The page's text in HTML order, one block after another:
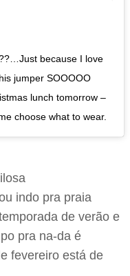
because I love
jumper SOOOOO
lunch tomorrow –
choose what to wear.
indo pra praia
de verão e
pra na-da é
fevereiro está de